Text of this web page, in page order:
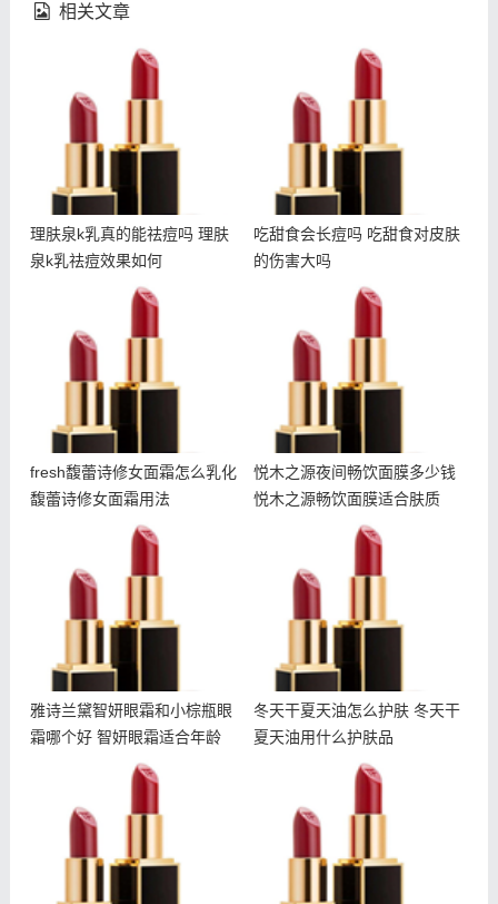
相关文章
理肤泉k乳真的能祛痘吗 理
理肤泉k乳真的能祛痘吗 理肤
泉k乳祛痘效果如何
吃甜食会长痘吗 吃甜食对
吃甜食会长痘吗 吃甜食对皮肤
的伤害大吗
fresh馥蕾诗修女面霜怎么
fresh馥蕾诗修女面霜怎么乳化
馥蕾诗修女面霜用法
悦木之源夜间畅饮面膜多少
悦木之源夜间畅饮面膜多少钱
悦木之源畅饮面膜适合肤质
雅诗兰黛智妍眼霜和小棕瓶
雅诗兰黛智妍眼霜和小棕瓶眼
霜哪个好 智妍眼霜适合年龄
冬天干夏天油怎么护肤 冬
冬天干夏天油怎么护肤 冬天干
夏天油用什么护肤品
什么样子皮肤容易长粉刺呢
橄榄油外用有什么作用 橄